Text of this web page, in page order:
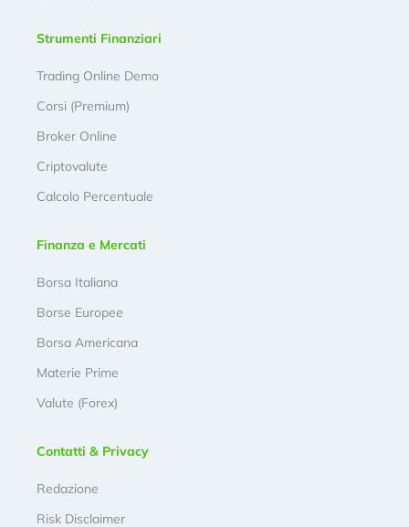
Strumenti Finanziari
Trading Online Demo
Corsi (Premium)
Broker Online
Criptovalute
Calcolo Percentuale
Finanza e Mercati
Borsa Italiana
Borse Europee
Borsa Americana
Materie Prime
Valute (Forex)
Contatti & Privacy
Redazione
Risk Disclaimer